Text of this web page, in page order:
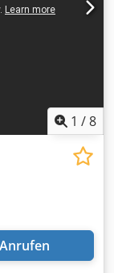
1 /8
Anrufen